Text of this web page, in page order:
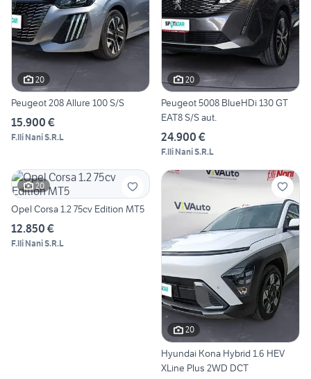
20
Peugeot 208 Allure 100 S/S
15.900 €
F.lli Nani S.R.L
20
Peugeot 5008 BlueHDi 130 GT
EAT8 S/S aut.
24.900 €
F.lli Nani S.R.L
20
Opel Corsa 1.2 75cv Edition MT5
12.850 €
F.lli Nani S.R.L
20
Hyundai Kona Hybrid 1.6 HEV
XLine Plus 2WD DCT